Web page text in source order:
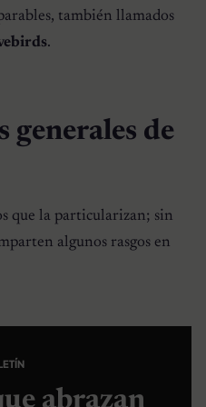
también llamados
.
generales de
que la particularizan; sin
algunos rasgos en
abrazan